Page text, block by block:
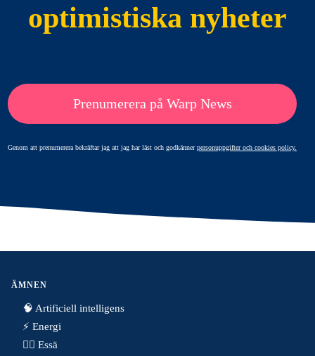
optimistiska nyheter
Prenumerera på Warp News
Genom att prenumerera bekräftar jag att jag har läst och godkännerpersonuppgifter och cookies policy.
ÄMNEN
🧠 Artificiell intelligens
⚡️ Energi
✍🏼 Essä